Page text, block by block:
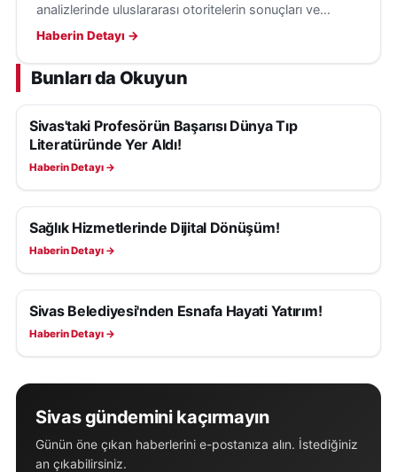
analizlerinde uluslararası otoritelerin sonuçları ve
kılavuzları, belirli şartlarla değerlendirmeye alınabilecek.
Haberin Detayı →
Bunları da Okuyun
SAĞLIK
Sivas'taki Profesörün Başarısı Dünya Tıp
Literatüründe Yer Aldı!
Haberin Detayı →
SAĞLIK
Sağlık Hizmetlerinde Dijital Dönüşüm!
Haberin Detayı →
SAĞLIK
Sivas Belediyesi'nden Esnafa Hayati Yatırım!
Haberin Detayı →
Sivas gündemini kaçırmayın
Günün öne çıkan haberlerini e-postanıza alın. İstediğiniz
an çıkabilirsiniz.